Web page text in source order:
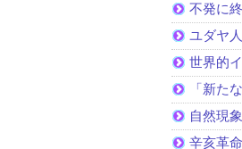
不発に
ユダヤ
世界的
「新た
自然現
辛亥革